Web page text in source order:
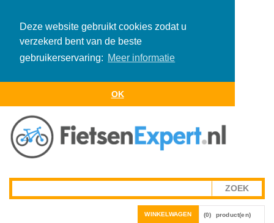
Deze website gebruikt cookies zodat u
verzekerd bent van de beste
gebruikerservaring: Meer informatie
OK
WINKELWAGEN (0) product(en)